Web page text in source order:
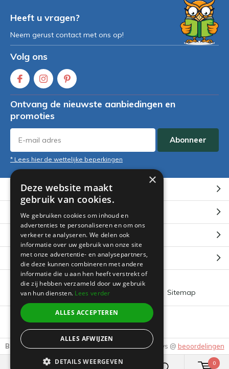
0
Heeft u vragen?
Neem gerust contact met ons op!
Volg ons
Ontvang de nieuwste aanbiedingen en
promoties
Abonneer
* Lees hier de wettelijke beperkingen
Klantenservice
Mijn account
Categorieën
Contact
© 2026 -Boeklin
Algemene voorwaarden Sitemap
Beoordeling door klanten: Reviews @ beoordelingen
×
Deze website maakt
gebruik van cookies.
We gebruiken cookies om inhoud en
advertenties te personaliseren en om ons
verkeer te analyseren. We delen ook
informatie over uw gebruik van onze site
met onze advertentie- en analysepartners,
die deze kunnen combineren met andere
informatie die u aan hen heeft verstrekt of
die zij hebben verzameld door uw gebruik
van hun diensten. Lees verder
ALLES ACCEPTEREN
ALLES AFWIJZEN
DETAILS WEERGEVEN